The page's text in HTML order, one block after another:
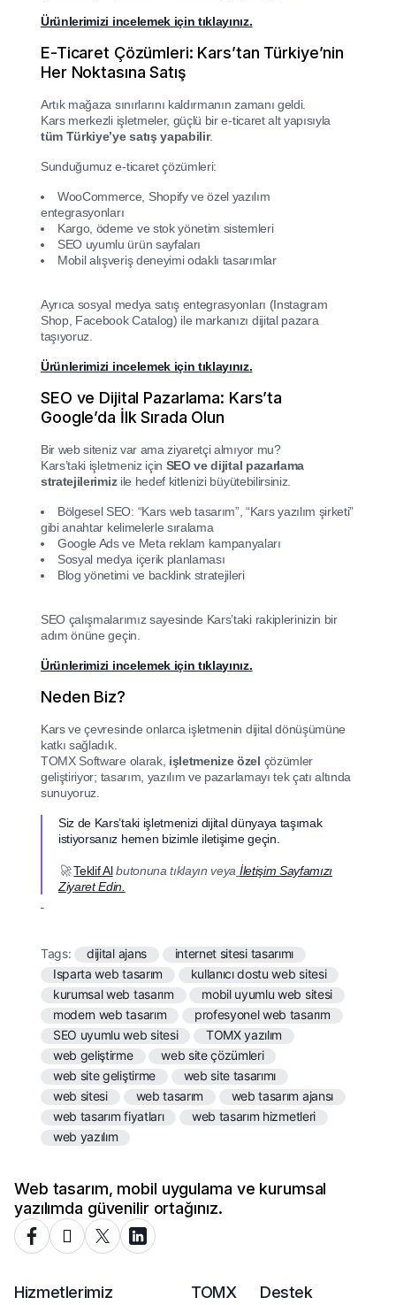
Ürünlerimizi incelemek için tıklayınız.
E-Ticaret Çözümleri: Kars’tan Türkiye’nin
Her Noktasına Satış
Artık mağaza sınırlarını kaldırmanın zamanı geldi.
Kars merkezli işletmeler, güçlü bir e-ticaret alt yapısıyla
tüm Türkiye’ye satış yapabilir.
Sunduğumuz e-ticaret çözümleri:
WooCommerce, Shopify ve özel yazılım
entegrasyonları
Kargo, ödeme ve stok yönetim sistemleri
SEO uyumlu ürün sayfaları
Mobil alışveriş deneyimi odaklı tasarımlar
Ayrıca sosyal medya satış entegrasyonları (Instagram
Shop, Facebook Catalog) ile markanızı dijital pazara
taşıyoruz.
Ürünlerimizi incelemek için tıklayınız.
SEO ve Dijital Pazarlama: Kars’ta
Google’da İlk Sırada Olun
Bir web siteniz var ama ziyaretçi almıyor mu?
Kars’taki işletmeniz için SEO ve dijital pazarlama
stratejilerimizile hedef kitlenizi büyütebilirsiniz.
Bölgesel SEO: “Kars web tasarım”, “Kars yazılım şirketi”
gibi anahtar kelimelerle sıralama
Google Ads ve Meta reklam kampanyaları
Sosyal medya içerik planlaması
Blog yönetimi ve backlink stratejileri
SEO çalışmalarımız sayesinde Kars’taki rakiplerinizin bir
adım önüne geçin.
Ürünlerimizi incelemek için tıklayınız.
Neden Biz?
Kars ve çevresinde onlarca işletmenin dijital dönüşümüne
katkı sağladık.
TOMX Software olarak, işletmenize özel çözümler
geliştiriyor; tasarım, yazılım ve pazarlamayı tek çatı altında
sunuyoruz.
Siz de Kars’taki işletmenizi dijital dünyaya taşımak
istiyorsanız hemen bizimle iletişime geçin.
🚀Teklif Albutonuna tıklayın veya İletişim Sayfamızı
Ziyaret Edin.
Tags: dijital ajans
internet sitesi tasarımı
Isparta web tasarım
kullanıcı dostu web sitesi
kurumsal web tasarım
mobil uyumlu web sitesi
modern web tasarım
profesyonel web tasarım
SEO uyumlu web sitesi
TOMX yazılım
web geliştirme
web site çözümleri
web site geliştirme
web site tasarımı
web sitesi
web tasarım
web tasarım ajansı
web tasarım fiyatları
web tasarım hizmetleri
web yazılım
Web tasarım, mobil uygulama ve kurumsal
yazılımda güvenilir ortağınız.
Hizmetlerimiz TOMX Destek